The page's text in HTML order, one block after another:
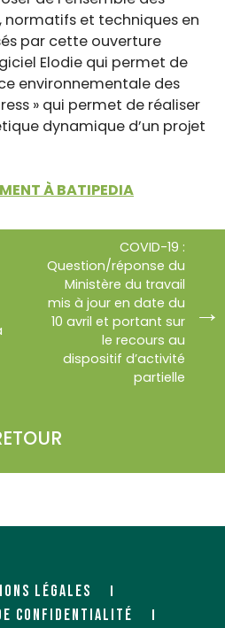
et techniques en
par cette ouverture
Elodie qui permet de
environnementale des
» qui permet de réaliser
dynamique d’un projet
À BATIPEDIA
COVID-19 :
Question/réponse du
Ministère du travail
mis à jour en date du
10 avril et portant sur
le recours au
dispositif d’activité
partielle
LÉGALES
CONFIDENTIALITÉ